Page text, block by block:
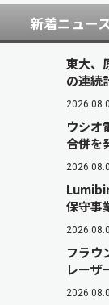
新着ニュース
東大、
の連続
ウシオ
合併を
保守事
フラウ
レーザ